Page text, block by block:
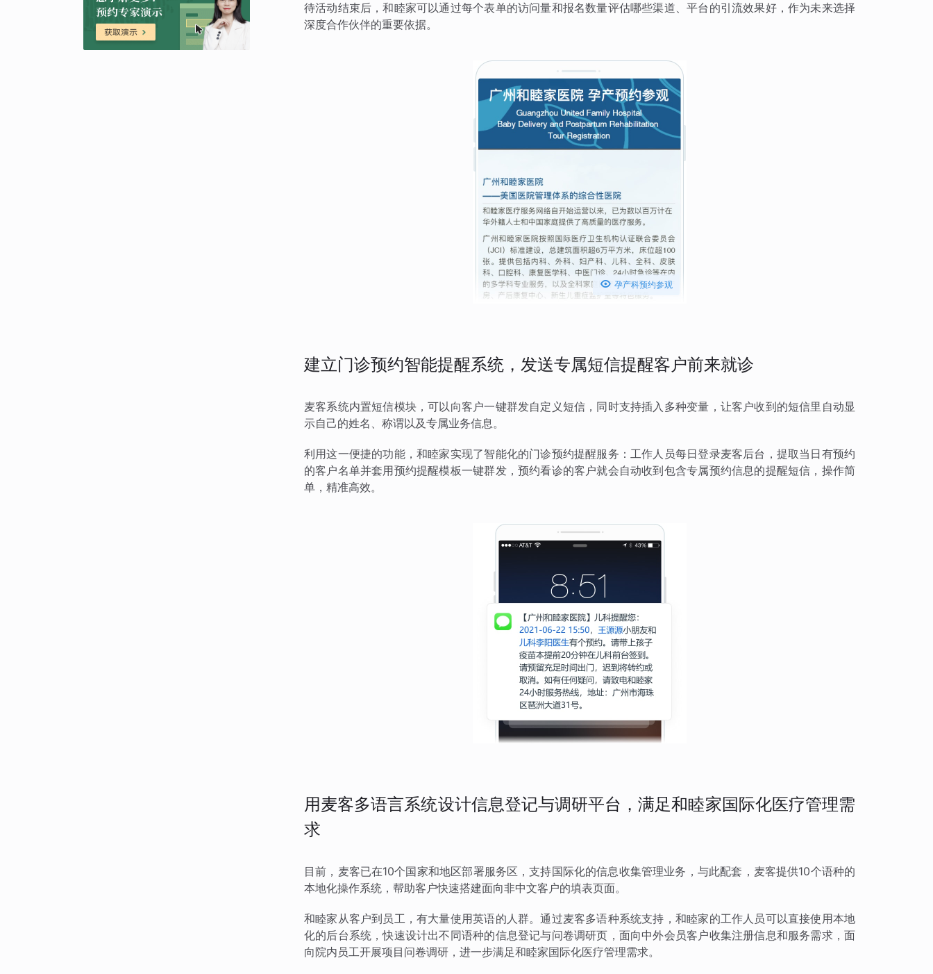
待活动结束后，和睦家可以通过每个表单的访问量和报名数量评估哪些渠道、平台的引流效果好，作为未来选择
深度合作伙伴的重要依据。
 孕产科预约参观
建立门诊预约智能提醒系统，发送专属短信提醒客户前来就诊
麦客系统内置短信模块，可以向客户一键群发自定义短信，同时支持插入多种变量，让客户收到的短信里自动显
示自己的姓名、称谓以及专属业务信息。
利用这一便捷的功能，和睦家实现了智能化的门诊预约提醒服务：工作人员每日登录麦客后台，提取当日有预约
的客户名单并套用预约提醒模板一键群发，预约看诊的客户就会自动收到包含专属预约信息的提醒短信，操作简
单，精准高效。
用麦客多语言系统设计信息登记与调研平台，满足和睦家国际化医疗管理需
求
目前，麦客已在10个国家和地区部署服务区，支持国际化的信息收集管理业务，与此配套，麦客提供10个语种的
本地化操作系统，帮助客户快速搭建面向非中文客户的填表页面。
和睦家从客户到员工，有大量使用英语的人群。通过麦客多语种系统支持，和睦家的工作人员可以直接使用本地
化的后台系统，快速设计出不同语种的信息登记与问卷调研页，面向中外会员客户收集注册信息和服务需求，面
向院内员工开展项目问卷调研，进一步满足和睦家国际化医疗管理需求。